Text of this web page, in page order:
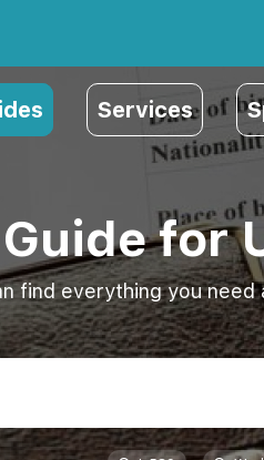
Services
for
find everything you